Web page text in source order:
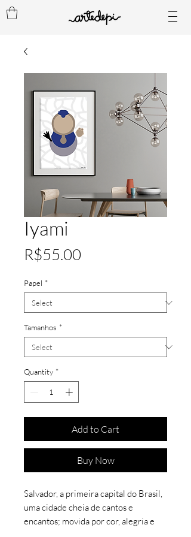
Iyami
R$55.00Price
Papel *
Tamanhos *
Quantity *
Add to Cart
Buy Now
Salvador, a primeira capital do Brasil,
uma cidade cheia de cantos e
encantos; movida por cor, alegria e